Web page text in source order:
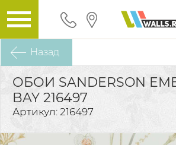
Назад
ОБОИ SANDERSON
BAY 216497
Артикул: 216497